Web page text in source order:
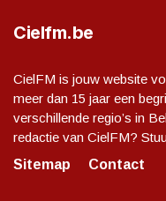
Cielfm.be
CielFM is jouw website
meer dan 15 jaar een
verschillende regio’s in
redactie van CielFM?
Sitemap
Contact